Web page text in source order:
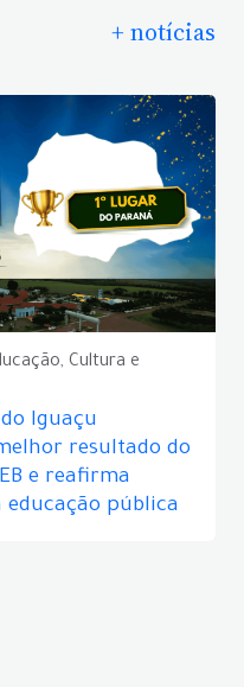
+ notícias
Cultura e
Iguaçu
resultado do
e reafirma
educação pública